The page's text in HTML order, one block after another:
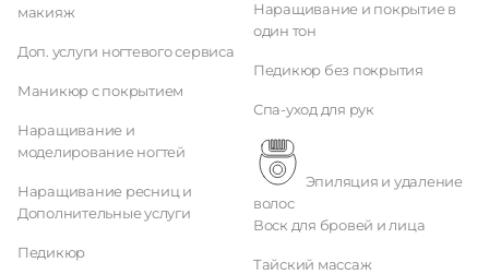
макияж
Доп. услуги ногтевого сервиса
Маникюр с покрытием
Наращивание и
моделирование ногтей
Наращивание ресниц и
Дополнительные услуги
Педикюр
Наращивание и покрытие в
один тон
Педикюр без покрытия
Спа-уход для рук
волос
Воск для бровей и лица
Тайский массаж